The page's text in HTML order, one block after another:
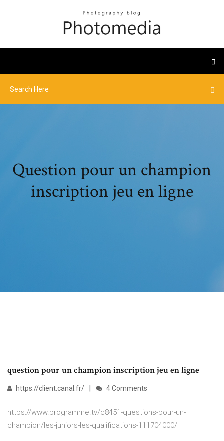
Question pour un champion
inscription jeu en ligne
question pour un champion inscription jeu en ligne
https://client.canal.fr/ 4 Comments
https://www.programme.tv/c8451-questions-pour-un-
champion/les-juniors-les-qualifications-111704000/